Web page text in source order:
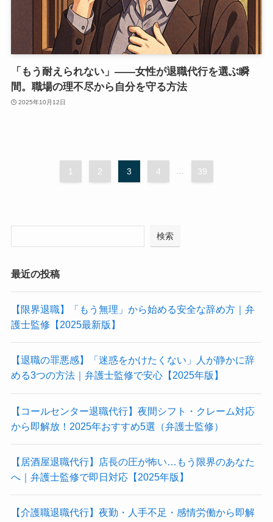
「もう耐えられない」――女性が退職代行を選ぶ瞬
間。職場の理不尽から自分を守る方法
2025年10月12日
1 2 3 4 ... 39
検索
最近の投稿
【限界退職】「もう無理」から始める安全な辞め方｜弁
護士監修【2025最新版】
【退職の罪悪感】「迷惑をかけたくない」人が静かに辞
める3つの方法｜弁護士監修で安心【2025年版】
【コールセンター退職代行】夜間シフト・クレーム対応
から即解放！2025年おすすめ5選（弁護士監修）
【居酒屋退職代行】店長の圧が怖い…もう限界のあなた
へ｜弁護士監修で即日対応【2025年版】
【介護職退職代行】夜勤・人手不足・感情労働から即解